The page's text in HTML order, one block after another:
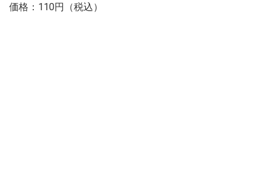
価格：110円（税込）